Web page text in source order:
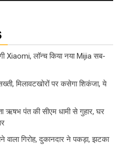
Xiaomi, लॉन्च किया नया Mijia सब-
मिलावटखोरों पर कसेगा शिकंजा, ये
पंत की सीएम धामी से गुहार, घर
गिरोह, दुकानदार ने पकड़ा, झटका